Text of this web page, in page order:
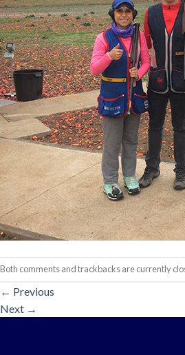
Both comments and trackbacks are currently
← Previous
Next →